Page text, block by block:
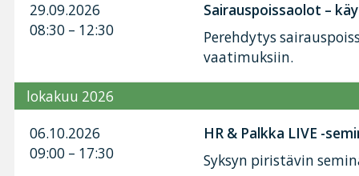
29.09.2026
08:30 – 12:30
Sairauspoissaolot –
Perehdytys
vaatimuksiin.
lokakuu 2026
06.10.2026
09:00 – 17:30
HR & Palkka LIVE -
Syksyn piristävin